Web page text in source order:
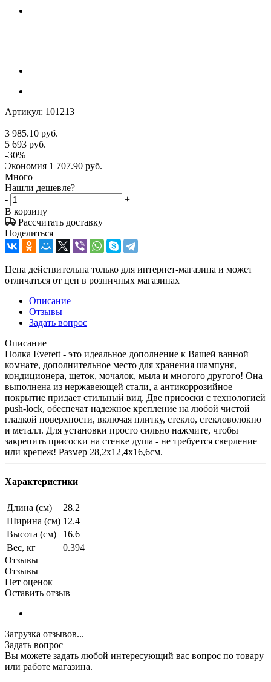
Артикул: 101213
3 985.10 руб.
5 693 руб.
-30%
Экономия 1 707.90 руб.
Много
Нашли дешевле?
-
+
В корзину
Рассчитать доставку
Поделиться
Цена действительна только для интернет-магазина и может
отличаться от цен в розничных магазинах
Описание
Отзывы
Задать вопрос
Описание
Полка Everett - это идеальное дополнение к Вашей ванной
комнате, дополнительное место для хранения шампуня,
кондиционера, щеток, мочалок, мыла и многого другого! Она
выполнена из нержавеющей стали, а антикоррозийное
покрытие придает стильный вид. Две присоски с технологией
push-lock, обеспечат надежное крепление на любой чистой
гладкой поверхности, включая плитку, стекло, стекловолокно
и металл. Для установки просто сильно нажмите, чтобы
закрепить присоски на стенке душа - не требуется сверление
или крепеж! Размер 28,2х12,4х16,6см.
Характеристики
Длина (см)
28.2
Ширина (см) 12.4
Высота (см)
16.6
Вес, кг
0.394
Отзывы
Отзывы
Нет оценок
Оставить отзыв
Загрузка отзывов...
Задать вопрос
Вы можете задать любой интересующий вас вопрос по товару
или работе магазина.